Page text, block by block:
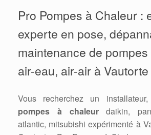
Pro Pompes à Chaleur :
experte en pose,
maintenance de
air-eau, air-air à
Vous recherchez un installateur,
pompes à chaleurdaikin,
atlantic, mitsubishi expérimenté à